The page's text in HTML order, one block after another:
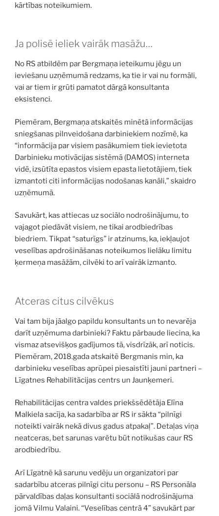
kārtības noteikumiem.
Ja polisē ieliek vairāk masāžu…
No RS atbildēm par Bergmaņa ieteikumu jēgu un
ieviešanu uzņēmumā redzams, ka tie ir vai nu formāli,
vai ar tiem ir grūti pamatot dārgā konsultanta
eksistenci.
Piemēram, Bergmaņa atskaitēs minētā informācijas
sniegšanas pilnveidošana darbiniekiem nozīmē, ka
“informācija par visiem pasākumiem tiek ievietota
Darbinieku motivācijas sistēmā (DAMOS) interneta
vidē, izsūtīta epastos visiem epasta lietotājiem, tiek
izmantoti citi informācijas nodošanas kanāli,” skaidro
uzņēmumā.
Savukārt, kas attiecas uz sociālo nodrošinājumu, to
vajagot piedāvāt visiem, ne tikai arodbiedrības
biedriem. Tikpat “saturīgs” ir atzinums, ka, iekļaujot
veselības apdrošināšanas noteikumos lielāku limitu
ķermeņa masāžām, cilvēki to arī vairāk izmanto.
Atceras citus cilvēkus
Vai tam bija jāalgo papildu konsultants un to nevarēja
darīt uzņēmuma darbinieki? Faktu pārbaude liecina, ka
vismaz atsevišķos gadījumos tā, visdrīzāk, arī noticis.
Piemēram, 2018.gada atskaitē Bergmanis min, ka
darbinieku veselības aprūpei piesaistīti jauni partneri –
Līgatnes Rehabilitācijas centrs un Jaunķemeri.
Rehabilitācijas centra valdes priekšsēdētāja Elīna
Malkiela sacīja, ka sadarbība ar RS ir sākta “pilnīgi
noteikti vairāk nekā divus gadus atpakaļ”. Detaļas viņa
neatceras, bet sarunas varētu būt notikušas caur RS
arodbiedrību.
Arī Līgatnē kā sarunu vedēju un organizatori par
sadarbību atceras pilnīgi citu personu – RS Personāla
pārvaldības daļas konsultanti sociālā nodrošinājuma
jomā Vilmu Valaini. “Veselības centrā 4” savukārt par